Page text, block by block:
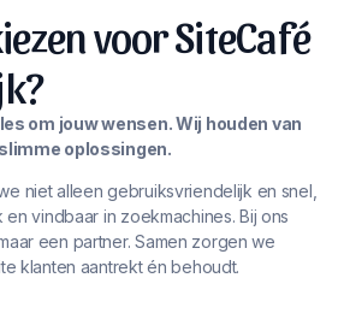
voor SiteCafé
om jouw wensen. Wij houden van
oplossingen.
niet alleen gebruiksvriendelijk en snel,
vindbaar in zoekmachines. Bij ons
een partner. Samen zorgen we
klanten aantrekt én behoudt.